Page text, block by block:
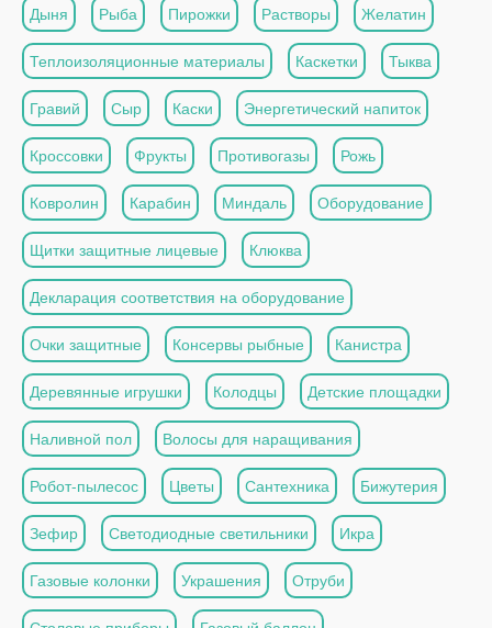
Дыня Рыба Пирожки Растворы Желатин
Теплоизоляционные материалы Каскетки Тыква
Гравий Сыр Каски Энергетический напиток
Кроссовки Фрукты Противогазы Рожь
Ковролин Карабин Миндаль Оборудование
Щитки защитные лицевые Клюква
Декларация соответствия на оборудование
Очки защитные Консервы рыбные Канистра
Деревянные игрушки Колодцы Детские площадки
Наливной пол Волосы для наращивания
Робот-пылесос Цветы Сантехника Бижутерия
Зефир Светодиодные светильники Икра
Газовые колонки Украшения Отруби